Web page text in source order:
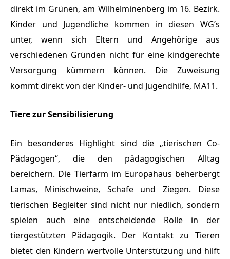
direkt im Grünen, am Wilhelminenberg im 16. Bezirk.
Kinder und Jugendliche kommen in diesen WG’s
unter, wenn sich Eltern und Angehörige aus
verschiedenen Gründen nicht für eine kindgerechte
Versorgung kümmern können. Die Zuweisung
kommt direkt von der Kinder- und Jugendhilfe, MA11.
Tiere zur Sensibilisierung
Ein besonderes Highlight sind die „tierischen Co-
Pädagogen“, die den pädagogischen Alltag
bereichern. Die Tierfarm im Europahaus beherbergt
Lamas, Minischweine, Schafe und Ziegen. Diese
tierischen Begleiter sind nicht nur niedlich, sondern
spielen auch eine entscheidende Rolle in der
tiergestützten Pädagogik. Der Kontakt zu Tieren
bietet den Kindern wertvolle Unterstützung und hilft